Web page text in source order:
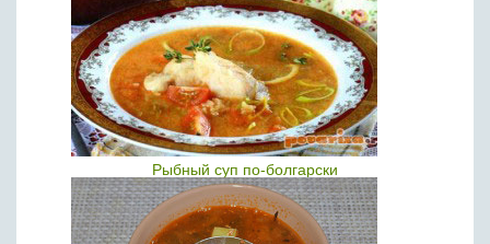
Рыбный суп по-болгарски